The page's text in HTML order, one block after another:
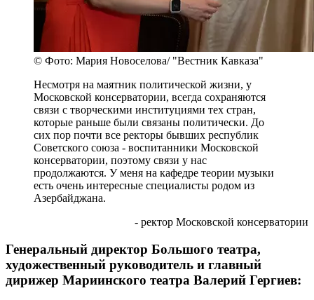
© Фото: Мария Новоселова/ "Вестник Кавказа"
Несмотря на маятник политической жизни, у
Московской консерватории, всегда сохраняются
связи с творческими институциями тех стран,
которые раньше были связаны политически. До
сих пор почти все ректоры бывших республик
Советского союза - воспитанники Московской
консерватории, поэтому связи у нас
продолжаются. У меня на кафедре теории музыки
есть очень интересные специалисты родом из
Азербайджана.
- ректор Московской консерватории
Генеральный директор Большого театра,
художественный руководитель и главный
дирижер Мариинского театра Валерий Гергиев: